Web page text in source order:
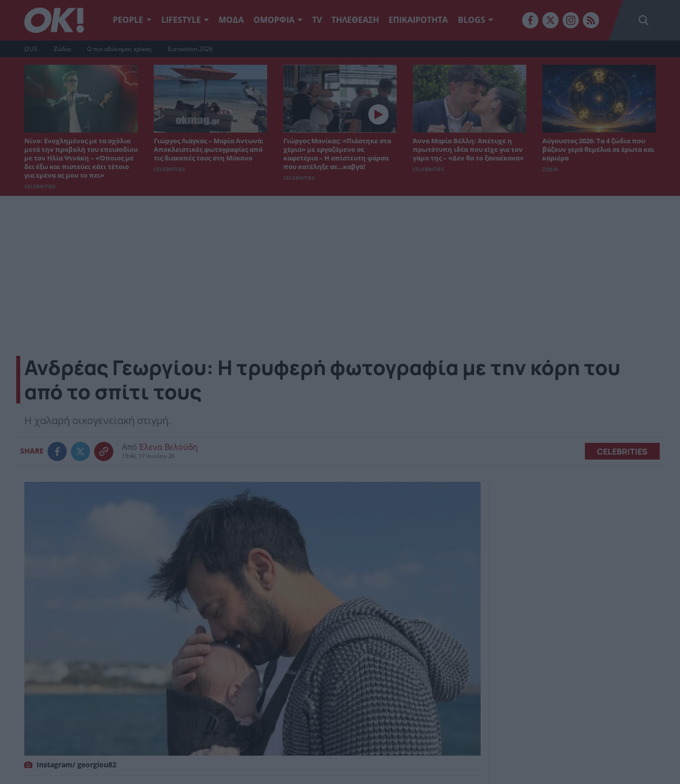
PEOPLE LIFESTYLE ΜΟΔΑ ΟΜΟΡΦΙΑ TV ΤΗΛΕΘΕΑΣΗ ΕΠΙΚΑΙΡΟΤΗΤΑ BLOGS
J2US Ζώδια Ο πιο αδύναμος κρίκος Eurovision 2026
Νίνο: Ενοχλημένος με τα σχόλια
μετά την προβολή του επεισοδίου
με τον Ηλία Ψινάκη – «Όποιος με
δει έξω και πιστεύει κάτι τέτοιο
για εμένα ας μου το πει»
CELEBRITIES
Γιώργος Λιάγκας – Μαρία Αντωνά:
Αποκλειστικές φωτογραφίες από
τις διακοπές τους στη Μύκονο
CELEBRITIES
Γιώργος Μανίκας: «Πιάστηκε στα
χέρια» με εργαζόμενο σε
καφετέρια – Η απίστευτη φάρσα
που κατέληξε σε…καβγά!
CELEBRITIES
Άννα Μαρία Βέλλη: Απέτυχε η
πρωτότυπη ιδέα που είχε για τον
γάμο της – «Δεν θα το ξαναέκανα»
CELEBRITIES
Αύγουστος 2026: Τα 4 ζώδια που
βάζουν γερά θεμέλια σε έρωτα και
καριέρα
ΖΩΔΙΑ
Ανδρέας Γεωργίου: Η τρυφερή φωτογραφία με την κόρη του
από το σπίτι τους
Η χαλαρή οικογενειακή στιγμή.
SHARE Από Έλενα Βελούδη
13:40, 17 Ιουνίου 26 CELEBRITIES
Instagram/ georgiou82